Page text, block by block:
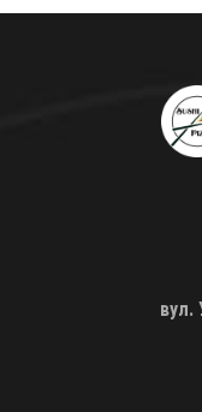
вул.